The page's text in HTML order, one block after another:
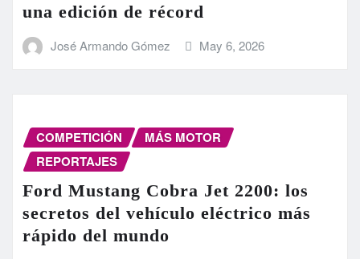
una edición de récord
José Armando Gómez May 6, 2026
COMPETICIÓN
MÁS MOTOR
REPORTAJES
Ford Mustang Cobra Jet 2200: los
secretos del vehículo eléctrico más
rápido del mundo